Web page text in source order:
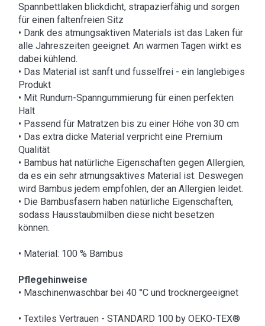
Spannbettlaken blickdicht, strapazierfähig und sorgen
für einen faltenfreien Sitz
• Dank des atmungsaktiven Materials ist das Laken für
alle Jahreszeiten geeignet. An warmen Tagen wirkt es
dabei kühlend.
• Das Material ist sanft und fusselfrei - ein langlebiges
Produkt
• Mit Rundum-Spanngummierung für einen perfekten
Halt
• Passend für Matratzen bis zu einer Höhe von 30 cm
• Das extra dicke Material verpricht eine Premium
Qualität
• Bambus hat natürliche Eigenschaften gegen Allergien,
da es ein sehr atmungsaktives Material ist. Deswegen
wird Bambus jedem empfohlen, der an Allergien leidet.
• Die Bambusfasern haben natürliche Eigenschaften,
sodass Hausstaubmilben diese nicht besetzen
können.
• Material: 100 % Bambus
Pflegehinweise
• Maschinenwaschbar bei 40 °C und trocknergeeignet
• Textiles Vertrauen - STANDARD 100 by OEKO-TEX®